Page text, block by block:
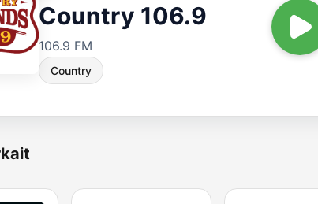
Country 106.9
106.9 FM
Country